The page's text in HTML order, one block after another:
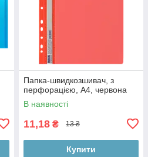
Папка-швидкозшивач, з
перфорацією, А4, червона
В наявності
11,18 ₴ 13 ₴
Купити